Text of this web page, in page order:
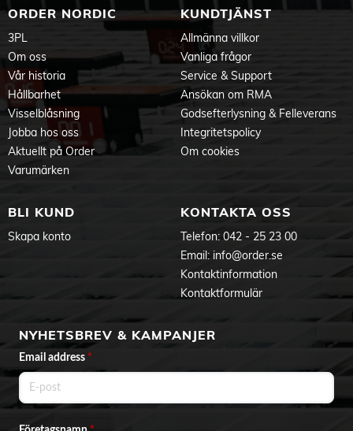
ORDER NORDIC
3PL
Om oss
Vår historia
Hållbarhet
Visselblåsning
Jobba hos oss
Aktuellt på Order
Varumärken
KUNDTJÄNST
Allmänna villkor
Vanliga frågor
Service & Support
Ansökan om RMA
Godsefterlysning & Felleverans
Integritetspolicy
Om cookies
BLI KUND
Skapa konto
KONTAKTA OSS
Telefon: 042 - 25 23 00
Email: info@order.se
Kontaktinformation
Kontaktformulär
NYHETSBREV & KAMPANJER
Email address *